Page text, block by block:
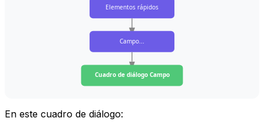
Elementos rápidos
Campo...
Cuadro de diálogo Campo
En este cuadro de diálogo: